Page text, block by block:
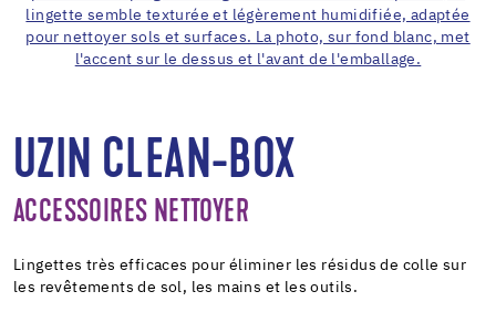
UZIN CLEAN-BOX
ACCESSOIRES NETTOYER
Lingettes très efficaces pour éliminer les résidus de colle sur
les revêtements de sol, les mains et les outils.